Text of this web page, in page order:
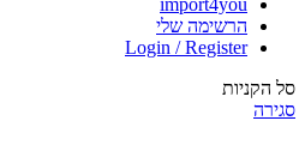
הרשימה שלי
Login / Register
סל הקניות
סגירה